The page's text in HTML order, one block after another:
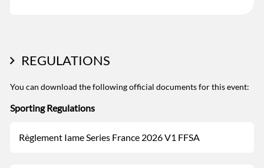
REGULATIONS
You can download the following official documents for this event:
Sporting Regulations
Règlement Iame Series France 2026 V1 FFSA